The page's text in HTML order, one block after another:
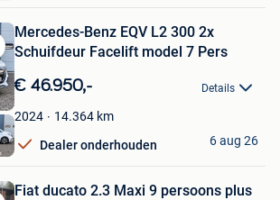
Mercedes-Benz EQV L2 300 2x
Schuifdeur Facelift model 7 Pers
€ 46.950,- Details
2024 14.364 km
Dealer onderhouden 6 aug 26
Fiat ducato 2.3 Maxi 9 persoons plus